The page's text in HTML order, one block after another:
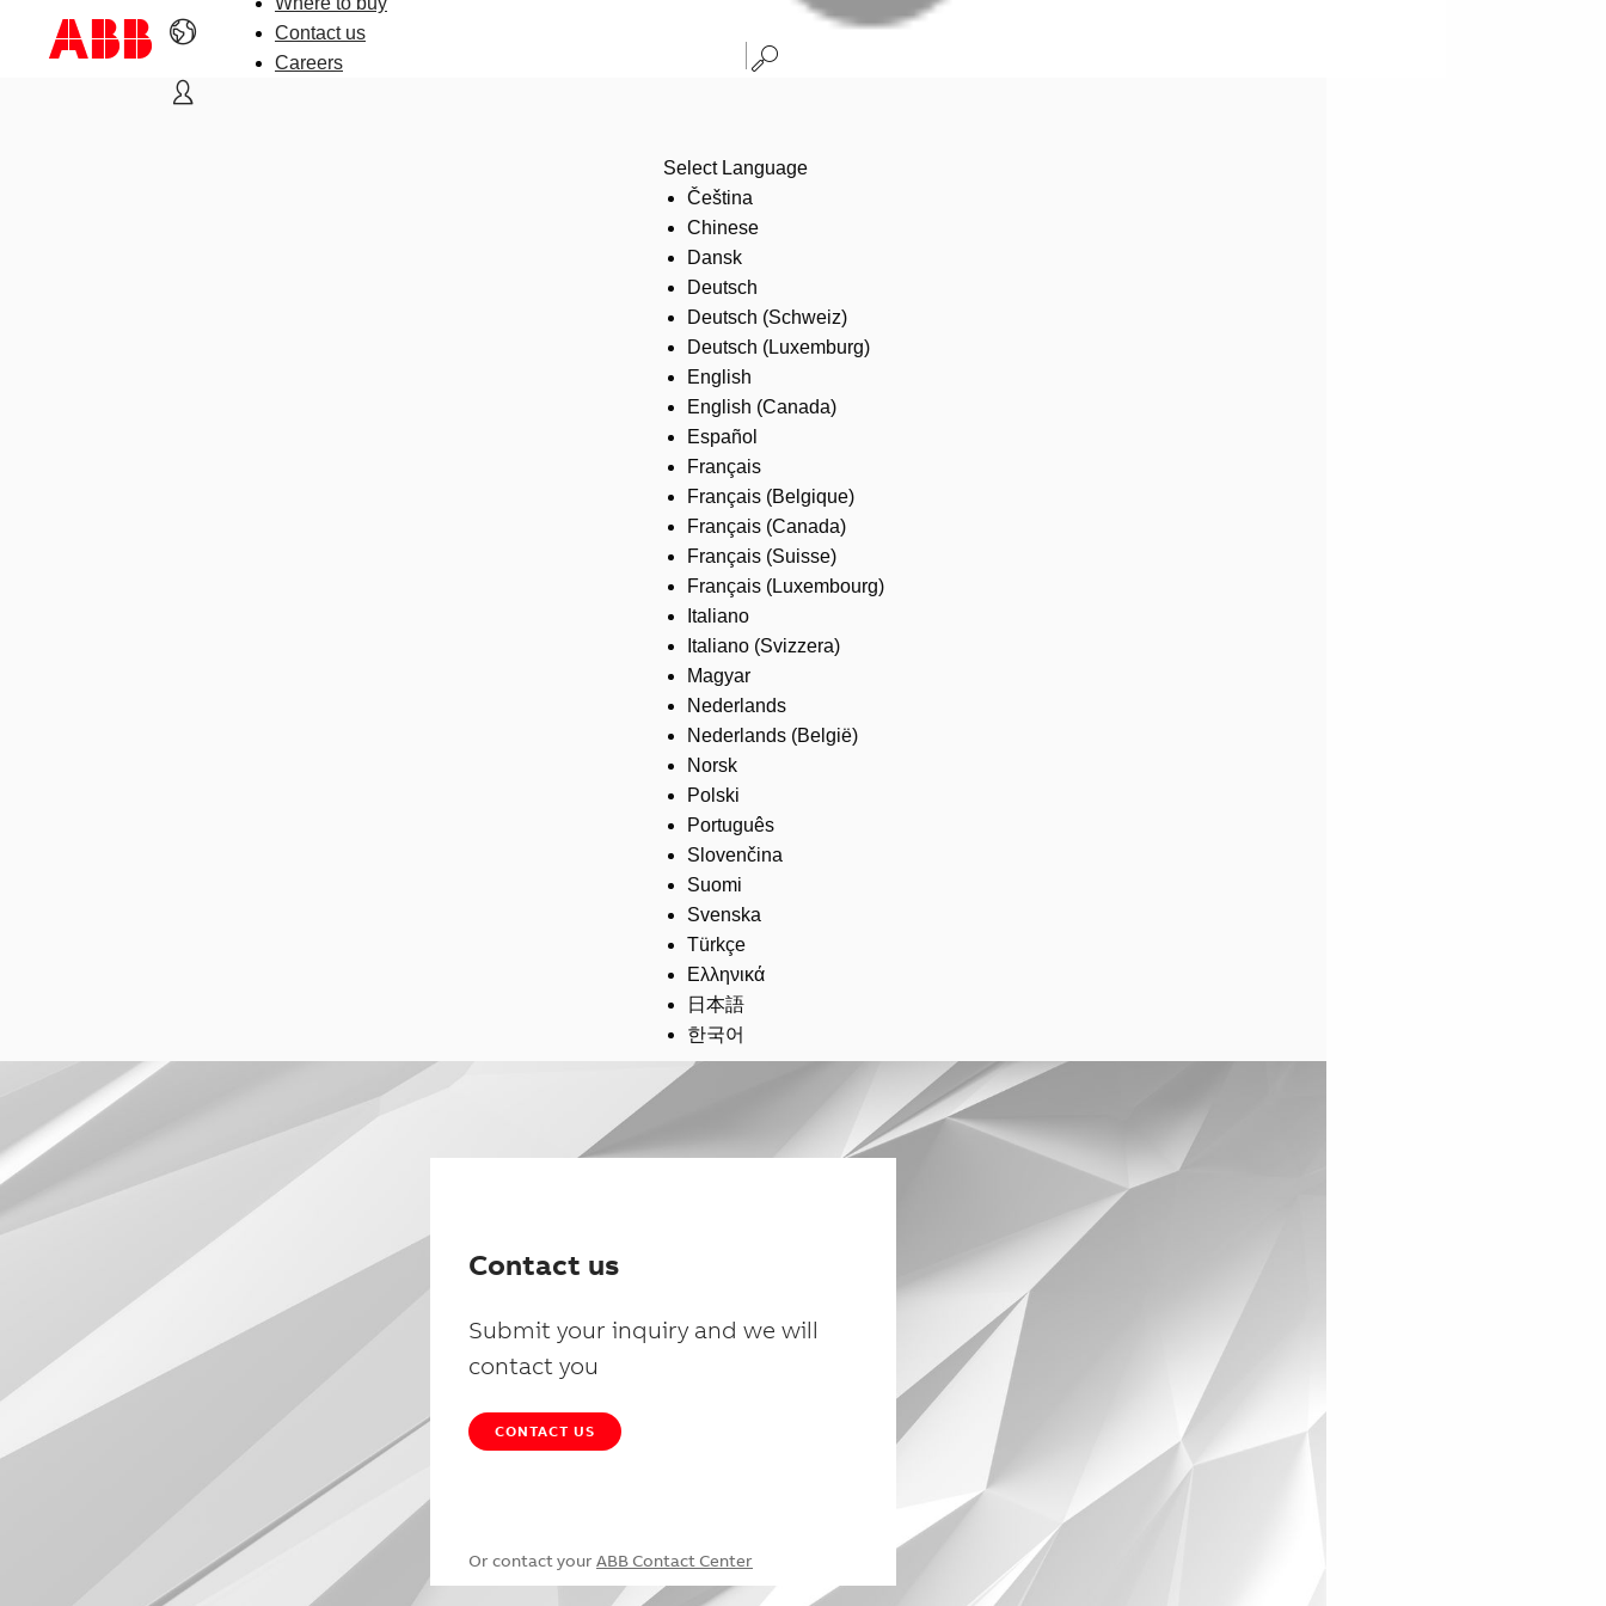
Contact us
Careers
Select Language
Čeština
Chinese
Dansk
Deutsch
Deutsch (Schweiz)
Deutsch (Luxemburg)
English
English (Canada)
Español
Français
Français (Belgique)
Français (Canada)
Français (Suisse)
Français (Luxembourg)
Italiano
Italiano (Svizzera)
Magyar
Nederlands
Nederlands (België)
Norsk
Polski
Português
Slovenčina
Suomi
Svenska
Türkçe
Ελληνικά
日本語
한국어
Contact us
Submit your inquiry and we will
contact you
CONTACT US
Or contact your ABB Contact Center